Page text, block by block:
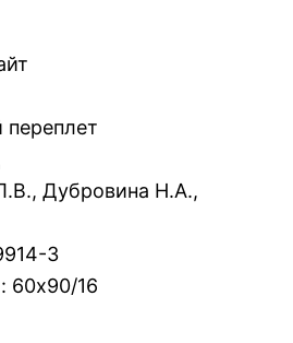
Дубровина Н.А.,
3
: 60х90/16